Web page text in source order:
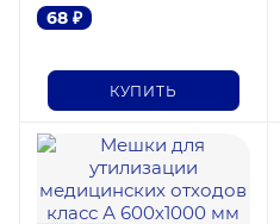
68 ₽
КУПИТЬ